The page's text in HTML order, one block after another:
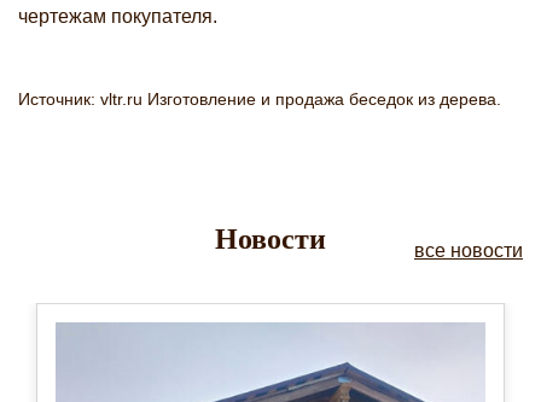
чертежам покупателя.
Источник: vltr.ru Изготовление и продажа беседок из дерева.
Новости все новости